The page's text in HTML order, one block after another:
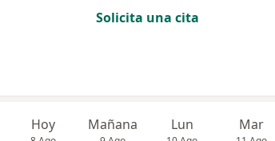
Solicita una cita
Hoy Mañana Lun Mar